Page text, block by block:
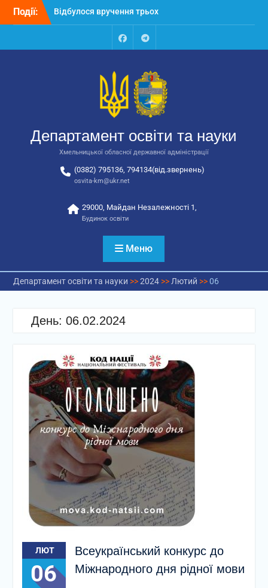
Перейти
Події:
Відбулося вручення трьох
автобусів для потреб
Відбулося засідання
освіти та науки обласної
державної адміністрації
Відбулась обласна
національно-патріотичне
виховання
FacebookTalegram
Департамент освіти та науки
Хмельницької обласної державної адміністрації
(0382) 795136, 794134(від.звернень)
osvita-km@ukr.net
29000, Майдан Незалежності 1,
Будинок освіти
Меню
Департамент освіти та науки >>2024>> Лютий >>06
День: 06.02.2024
ЛЮТ
06
Всеукраїнський конкурс до
Міжнародного дня рідної мови